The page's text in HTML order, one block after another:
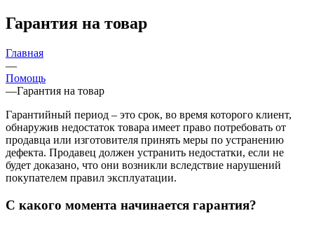
Гарантия на товар
Главная
—
Помощь
—Гарантия на товар
Гарантийный период – это срок, во время которого клиент,
обнаружив недостаток товара имеет право потребовать от
продавца или изготовителя принять меры по устранению
дефекта. Продавец должен устранить недостатки, если не
будет доказано, что они возникли вследствие нарушений
покупателем правил эксплуатации.
С какого момента начинается гарантия?